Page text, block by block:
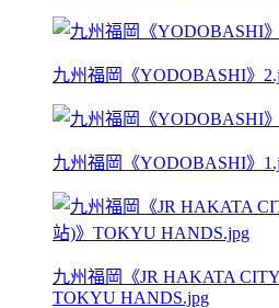
九州福岡《YODOBASHI》
九州福岡《YODOBASHI》
九州福岡《JR HAKATA
TOKYU HANDS.jpg